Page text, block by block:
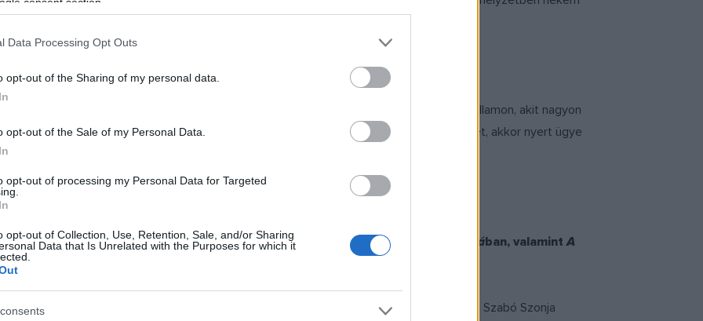
Data Processing Opt Outs
opt-out of the Sharing of my personal data.
opt-out of the Sale of my Personal Data.
opt-out of processing my Personal Data for Targeted
opt-out of Collection, Use, Retention, Sale, and/or Sharing
Data that Is Unrelated with the Purposes for which it
máris a vállamra ül a kisördög.
félek, akkor elképzelem, hogy egy nagyjából húszcentis, kopasz, kövér szellem ül a vállamon, akit nagyon
gondolom, ha az ember képes megszemélyesíteni és képzeletben legyőzni a félelmét, akkor nyert ügye
között egy angol produkcióban, aMrs. Ratcliffe forradalmá Aglajában, valamintA
élmény számodra?
igazán megterhelő volt a forgatás is. De más szempontból ugyanilyen megterhelő volt Szabó Szonja